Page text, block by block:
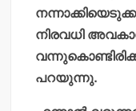
നിരവധി
പറയുന്നു.